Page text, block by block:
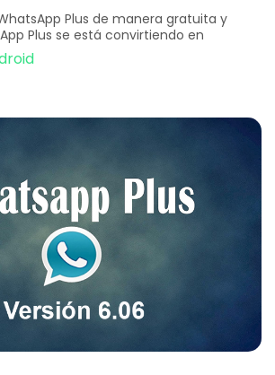
Plus de manera gratuita y
Plus se está convirtiendo en